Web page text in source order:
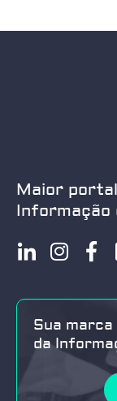
Maior
Informação
Sua
da